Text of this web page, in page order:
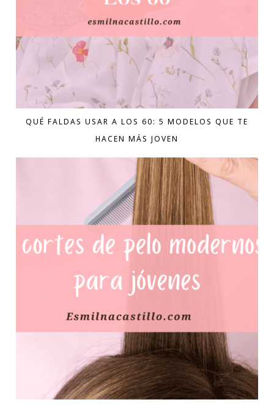
QUÉ FALDAS USAR A LOS 60: 5 MODELOS QUE TE
HACEN MÁS JOVEN